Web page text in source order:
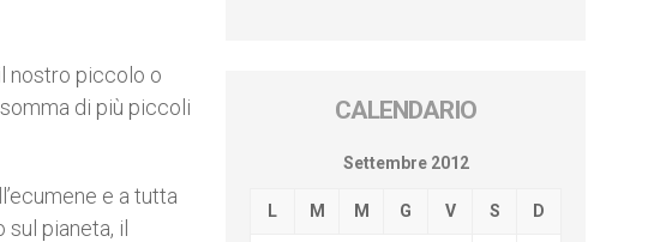
nostro piccolo o
di più piccoli
e a tutta
pianeta, il
CALENDARIO
Settembre 2012
L M M G V S D